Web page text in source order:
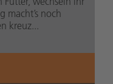
macht’s noch
kreuz...